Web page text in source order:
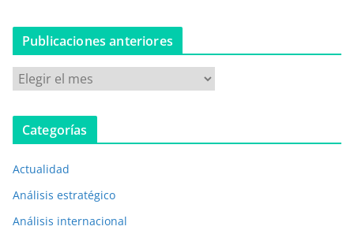
Publicaciones anteriores
u
b
c
a
Categorías
Actualidad
Análisis estratégico
Análisis internacional